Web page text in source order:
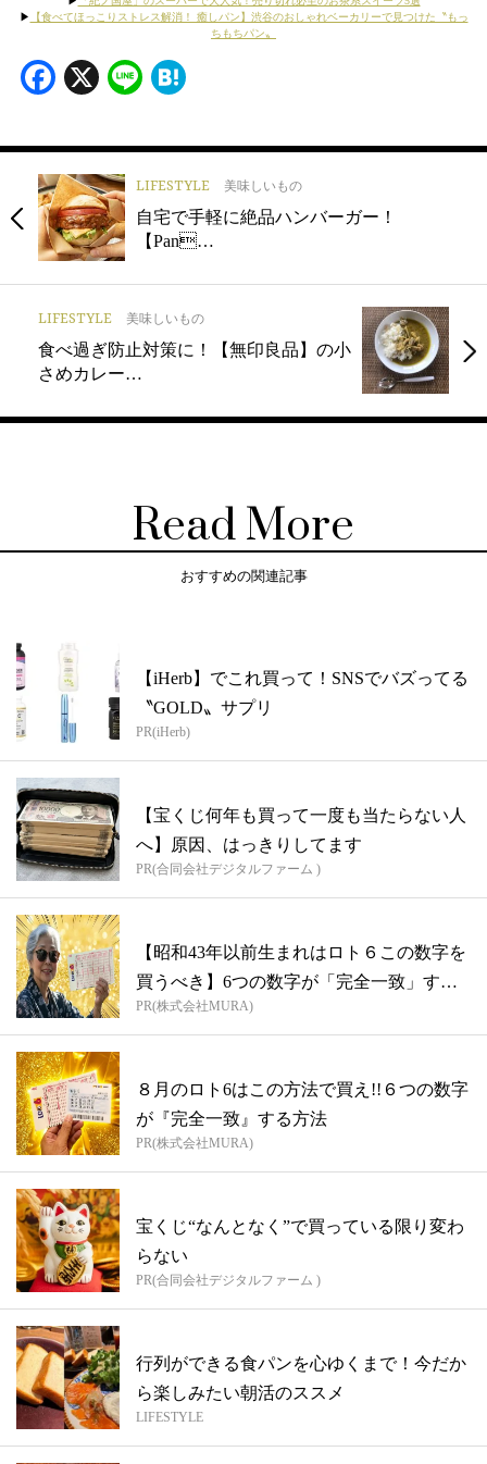
▶︎
【食べてほっこりストレス解消！ 癒しパン】渋谷のおしゃれベーカリーで見つけた〝もっ
ちもちパン〟
Facebook
X Line
LIFESTYLE 美味しいもの
自宅で手軽に絶品ハンバーガー！
【Pan…
LIFESTYLE 美味しいもの
食べ過ぎ防止対策に！【無印良品】の小
さめカレー…
Read More
おすすめの関連記事
【iHerb】でこれ買って！SNSでバズってる
〝GOLD〟サプリ
PR(iHerb)
【宝くじ何年も買って一度も当たらない人
へ】原因、はっきりしてます
PR(合同会社デジタルファーム )
【昭和43年以前生まれはロト６この数字を
買うべき】6つの数字が「完全一致」する
方...
PR(株式会社MURA)
８月のロト6はこの方法で買え!!６つの数字
が『完全一致』する方法
PR(株式会社MURA)
宝くじ“なんとなく”で買っている限り変わ
らない
PR(合同会社デジタルファーム )
行列ができる食パンを心ゆくまで！今だか
ら楽しみたい朝活のススメ
LIFESTYLE